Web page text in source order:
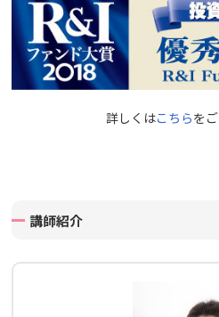
詳しくはこちらを
講師紹介